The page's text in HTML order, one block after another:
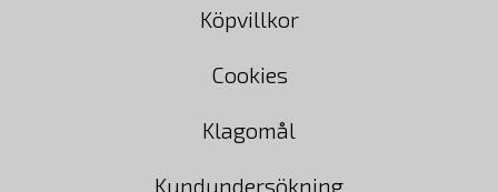
Köpvillkor
Cookies
Klagomål
Kundundersökning